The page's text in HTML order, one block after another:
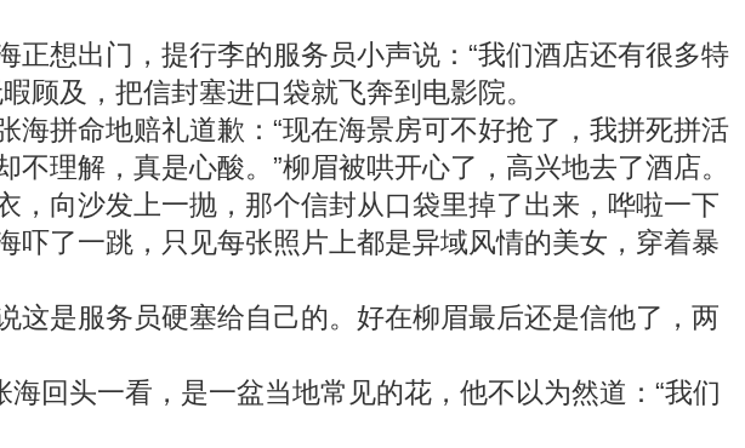
想出门，提行李的服务员小声说：“我们酒店还有很多特
顾及，把信封塞进口袋就飞奔到电影院。
拼命地赔礼道歉：“现在海景房可不好抢了，我拼死拼活
理解，真是心酸。”柳眉被哄开心了，高兴地去了酒店。
向沙发上一抛，那个信封从口袋里掉了出来，哗啦一下
了一跳，只见每张照片上都是异域风情的美女，穿着暴
是服务员硬塞给自己的。好在柳眉最后还是信他了，两
回头一看，是一盆当地常见的花，他不以为然道：“我们